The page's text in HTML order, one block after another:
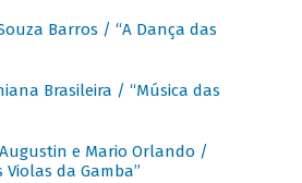
Barros / “A Dança das
Brasileira / “Música das
e Mario Orlando /
da Gamba”